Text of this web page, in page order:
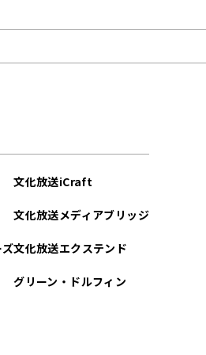
文化放送iCraft
文化放送メディアブリッジ
文化放送エクステンド
グリーン・ドルフィン